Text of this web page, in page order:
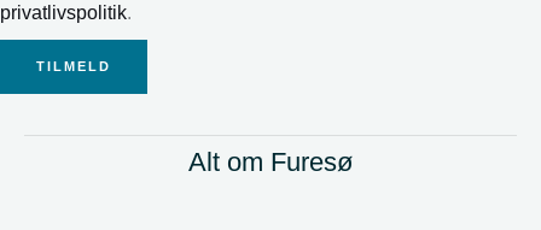
privatlivspolitik.
TILMELD
Alt om Furesø